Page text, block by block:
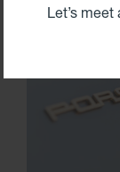
Let’s